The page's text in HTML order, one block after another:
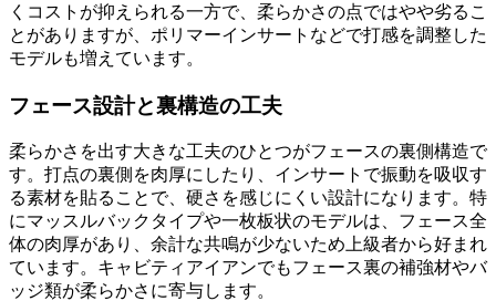
くコストが抑えられる一方で、柔らかさの点ではやや劣るこ
とがありますが、ポリマーインサートなどで打感を調整した
モデルも増えています。
フェース設計と裏構造の工夫
柔らかさを出す大きな工夫のひとつがフェースの裏側構造で
す。打点の裏側を肉厚にしたり、インサートで振動を吸収す
る素材を貼ることで、硬さを感じにくい設計になります。特
にマッスルバックタイプや一枚板状のモデルは、フェース全
体の肉厚があり、余計な共鳴が少ないため上級者から好まれ
ています。キャビティアイアンでもフェース裏の補強材やバ
ッジ類が柔らかさに寄与します。